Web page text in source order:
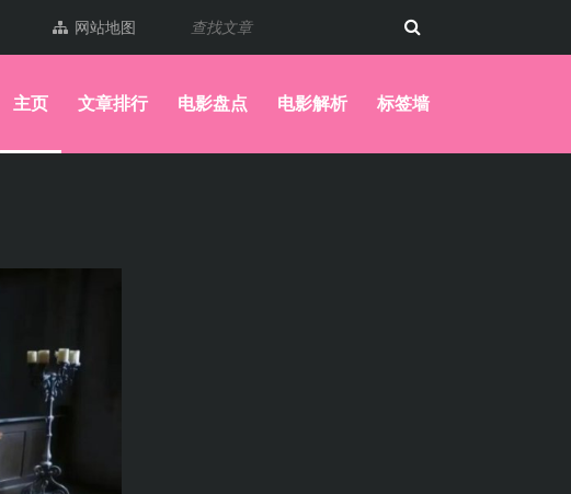
网站地图
主页 文章排行 电影盘点 电影解析 标签墙